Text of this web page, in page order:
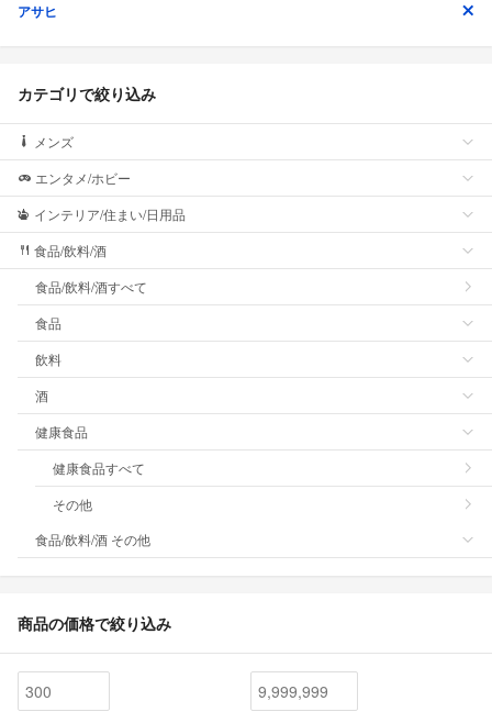
アサヒ
カテゴリで絞り込み
メンズ
エンタメ/ホビー
インテリア/住まい/日用品
食品/飲料/酒
食品/飲料/酒すべて
食品
飲料
酒
健康食品
健康食品すべて
その他
食品/飲料/酒 その他
商品の価格で絞り込み